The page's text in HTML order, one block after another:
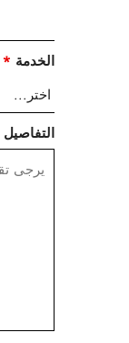
الخدمة *
التفاصيل